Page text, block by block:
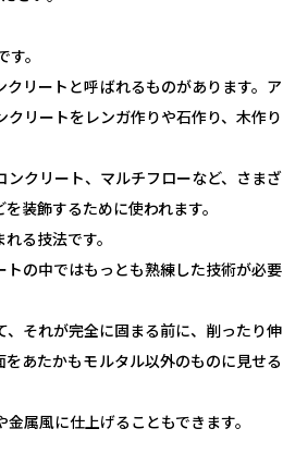
。
リートと呼ばれるものがあります。ア
リートをレンガ作りや石作り、木作り
クリート、マルチフローなど、さまざ
装飾するために使われます。
る技法です。
の中ではもっとも熟練した技術が必要
それが完全に固まる前に、削ったり伸
あたかもモルタル以外のものに見せる
属風に仕上げることもできます。